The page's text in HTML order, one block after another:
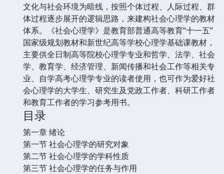
文化与社会环境为暗线，按照个体过程、人际过程、群
体过程逐步展开的逻辑思路，来建构社会心理学的教材
体系。《社会心理学》是教育部普通高等教育“十一五”
国家级规划教材和新世纪高等学校心理学基础课教材，
主要供全日制高等院校心理学专业和哲学、法学、社会
学、教育学、经济管理、新闻传播和社会工作等相关专
业、自学高考心理学专业的读者使用，也可作为爱好社
会心理学的大学生、研究生及党政工作者、科研工作者
和教育工作者的学习参考用书。
目录
第一章 绪论
第一节 社会心理学的研究对象
第二节 社会心理学的学科性质
第三节 社会心理学的任务与作用